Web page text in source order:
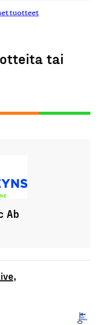
tuotteet
tai
Ab